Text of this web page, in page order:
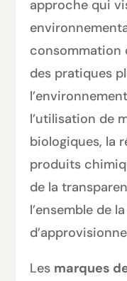
approche qui
consommation
des pratiques
l’utilisation de
biologiques, la
produits
de la
l’ensemble de
Les marques